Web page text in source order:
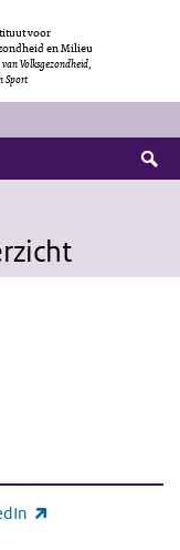
voor
en Milieu
Volksgezondheid,
Sport
link)